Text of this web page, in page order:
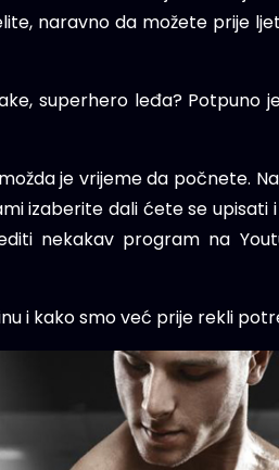
naravno da možete prije
superhero leđa? Potpuno
je vrijeme da počnete.
izaberite dali ćete se
nekakav program na
i kako smo već prije rekli